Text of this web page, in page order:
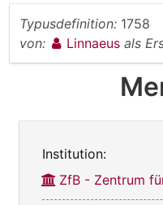
Typusdefinition: 1758
von:
Linnaeus als
Institution:
ZfB - Zentrum